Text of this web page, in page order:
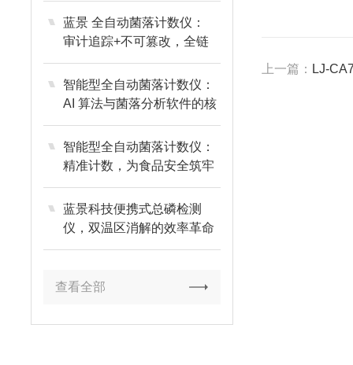
蓝景 全自动菌落计数仪：
审计追踪+不可篡改，全链
路守护数据合规
智能型全自动菌落计数仪：
AI 算法与菌落分析软件的核
心竞争力解析
智能型全自动菌落计数仪：
精准计数，为食品安全筑牢
防线
蓝景科技便携式总磷检测
仪，双温区消解的效率革命
查看全部
上一篇： LJ-